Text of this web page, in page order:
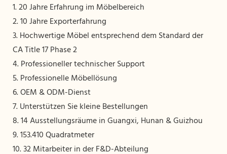
1. 20 Jahre Erfahrung im Möbelbereich
2. 10 Jahre Exporterfahrung
3. Hochwertige Möbel entsprechend dem Standard der
CA Title 17 Phase 2
4. Professioneller technischer Support
5. Professionelle Möbellösung
6. OEM & ODM-Dienst
7. Unterstützen Sie kleine Bestellungen
8. 14 Ausstellungsräume in Guangxi, Hunan & Guizhou
9. 153.410 Quadratmeter
10. 32 Mitarbeiter in der F&D-Abteilung